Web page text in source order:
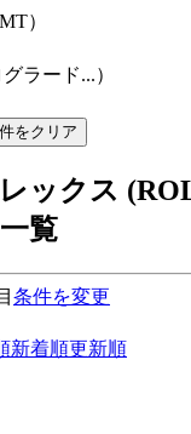
）
ラード...）
をクリア
ックス
覧
条件を変更
新着順更新順